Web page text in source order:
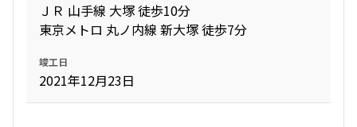
ＪＲ 山手線 大塚 徒歩10分
東京メトロ 丸ノ内線 新大塚 徒歩7分
竣工日
2021年12月23日